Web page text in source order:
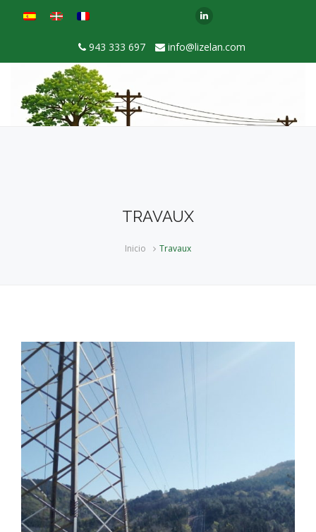
943 333 697 info@lizelan.com
TRAVAUX
Inicio Travaux